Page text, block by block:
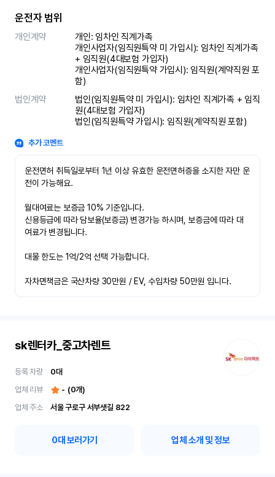
운전자 범위
개인계약
개인: 임차인 직계가족
개인사업자(임직원특약 미 가입시): 임차인 직계가족
+ 임직원(4대보험 가입자)
개인사업자(임직원특약 가입시): 임직원(계약직원 포
함)
법인계약
법인(임직원특약 미 가입시): 임차인 직계가족 + 임직
원(4대보험 가입자)
법인(임직원특약 가입시): 임직원(계약직원 포함)
추가 코멘트
운전면허 취득일로부터 1년 이상 유효한 운전면허증을 소지한 자만 운
전이 가능해요.
월대여료는 보증금 10% 기준입니다.
신용등급에 따라 담보율(보증금) 변경가능 하시며, 보증금에 따라 대
여료가 변경됩니다.
대물 한도는 1억/2억 선택 가능합니다.
자차면책금은 국산차량 30만원 / EV, 수입차량 50만원 입니다.
sk렌터카_중고차렌트
등록 차량 0대
업체 리뷰
- (0개)
업체 주소
서울 구로구 서부샛길 822
0대 보러가기 업체 소개 및 정보